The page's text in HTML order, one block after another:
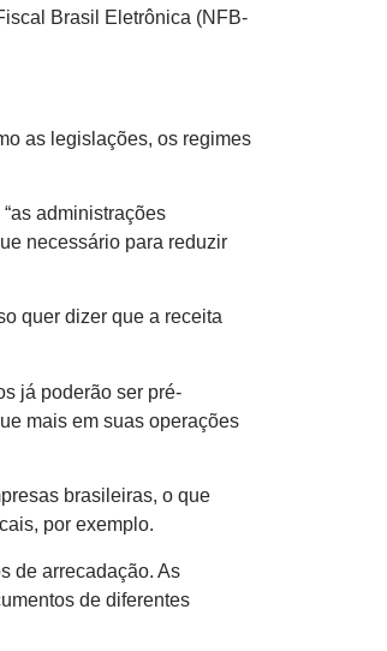
Brasil Eletrônica (NFB-
as legislações, os regimes
administrações
necessário para reduzir
quer dizer que a receita
já poderão ser pré-
mais em suas operações
brasileiras, o que
por exemplo.
de arrecadação. As
de diferentes